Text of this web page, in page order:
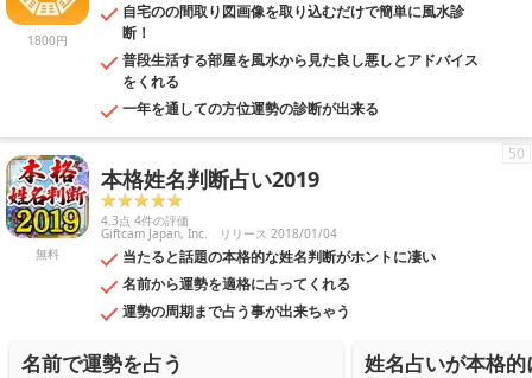
1800円
自宅のの間取り図画像を取り込むだけで簡単に風水診
断！
普段生活する部屋を風水から見た良し悪しとアドバイス
をくれる
一年を通しての方位運勢の診断が出来る
無料
本格姓名判断占い2019
4.3点 4件の評価
Giftcam Japan, Inc. リリース 2018/01/04
当たると話題の本格的な姓名判断がホントに凄い
名前から運勢を適格に占ってくれる
運勢の周期まで占う事が出来ちゃう
50
名前で運勢を占う 姓名占いが本格的